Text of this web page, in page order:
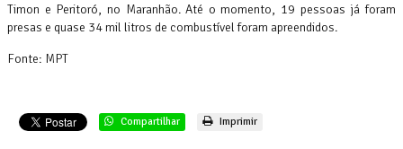
Timon e Peritoró, no Maranhão. Até o momento, 19 pessoas já foram
presas e quase 34 mil litros de combustível foram apreendidos.
Fonte: MPT
Compartilhar Imprimir